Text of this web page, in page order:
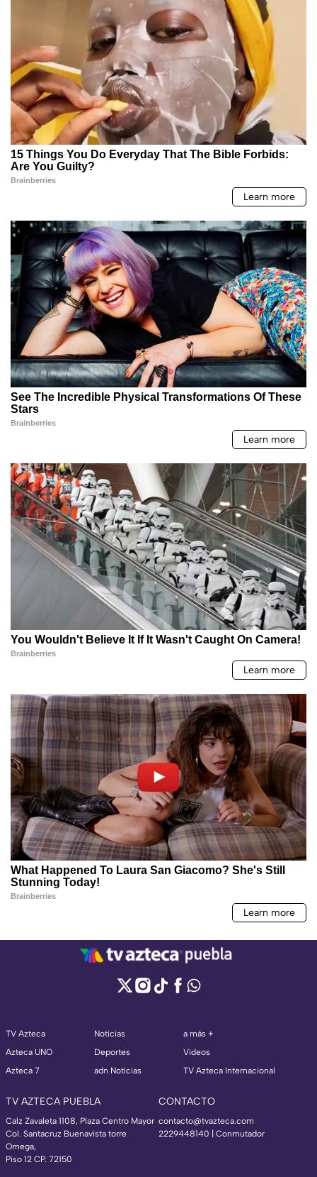
TV Azteca
Azteca UNO
Azteca 7
Noticias
Deportes
adn Noticias
a más +
Videos
TV Azteca Internacional
TV AZTECA PUEBLA
Calz Zavaleta 1108, Plaza Centro Mayor
Col. Santacruz Buenavista torre
Omega,
Piso 12 CP. 72150
CONTACTO
contacto@tvazteca.com
2229448140 | Conmutador